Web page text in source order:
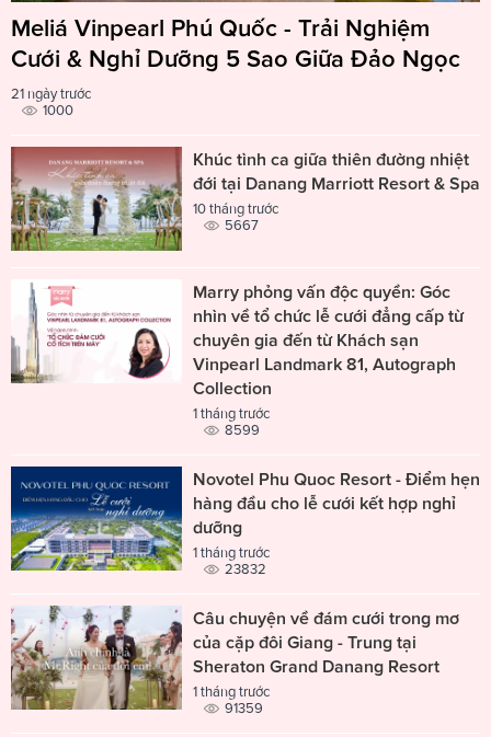
Meliá Vinpearl Phú Quốc - Trải Nghiệm
Cưới & Nghỉ Dưỡng 5 Sao Giữa Đảo Ngọc
21 ngày trước
1000
Khúc tình ca giữa thiên đường nhiệt
đới tại Danang Marriott Resort & Spa
10 tháng trước
5667
Marry phỏng vấn độc quyền: Góc
nhìn về tổ chức lễ cưới đẳng cấp từ
chuyên gia đến từ Khách sạn
Vinpearl Landmark 81, Autograph
Collection
1 tháng trước
8599
Novotel Phu Quoc Resort - Điểm hẹn
hàng đầu cho lễ cưới kết hợp nghỉ
dưỡng
1 tháng trước
23832
Câu chuyện về đám cưới trong mơ
của cặp đôi Giang - Trung tại
Sheraton Grand Danang Resort
1 tháng trước
91359